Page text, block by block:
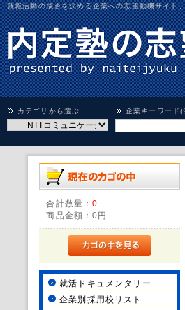
就職活動の成否を決める企業への志望動機サイト
カテゴリから選ぶ 企業キーワード(
合計数量：0
商品金額：0円
就活ドキュメンタリー
企業別採用校リスト